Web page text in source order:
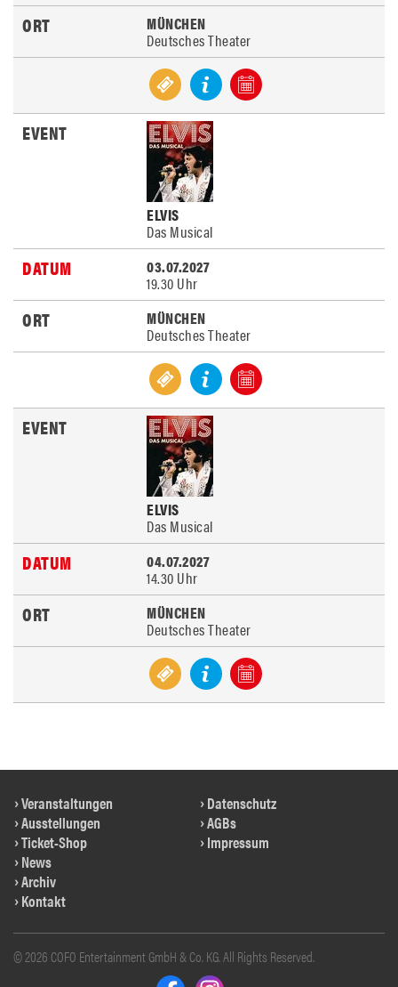
MÜNCHEN
Deutsches Theater
ELVIS
Das Musical
03.07.2027
19.30 Uhr
MÜNCHEN
Deutsches Theater
ELVIS
Das Musical
04.07.2027
14.30 Uhr
MÜNCHEN
Deutsches Theater
Veranstaltungen
Ausstellungen
Ticket-Shop
News
Archiv
Kontakt
Datenschutz
AGBs
Impressum
© 2026 COFO Entertainment GmbH & Co. KG. All Rights Reserved.